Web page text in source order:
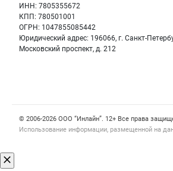
ИНН: 7805355672
КПП: 780501001
ОГРН: 1047855085442
Юридический адрес: 196066, г. Санкт-
Московский проспект, д. 212
Счетчики, авторское
© 2006‑2026 ООО “Инлайн”. 12+ Все права
Использование информации, размещенной на